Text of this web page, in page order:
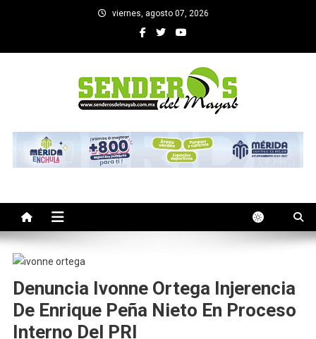
viernes, agosto 07, 2026
SENDEROS DEL MAYAB
Denuncia Ivonne Ortega Injerencia
De Enrique Peña Nieto En Proceso
Interno Del PRI